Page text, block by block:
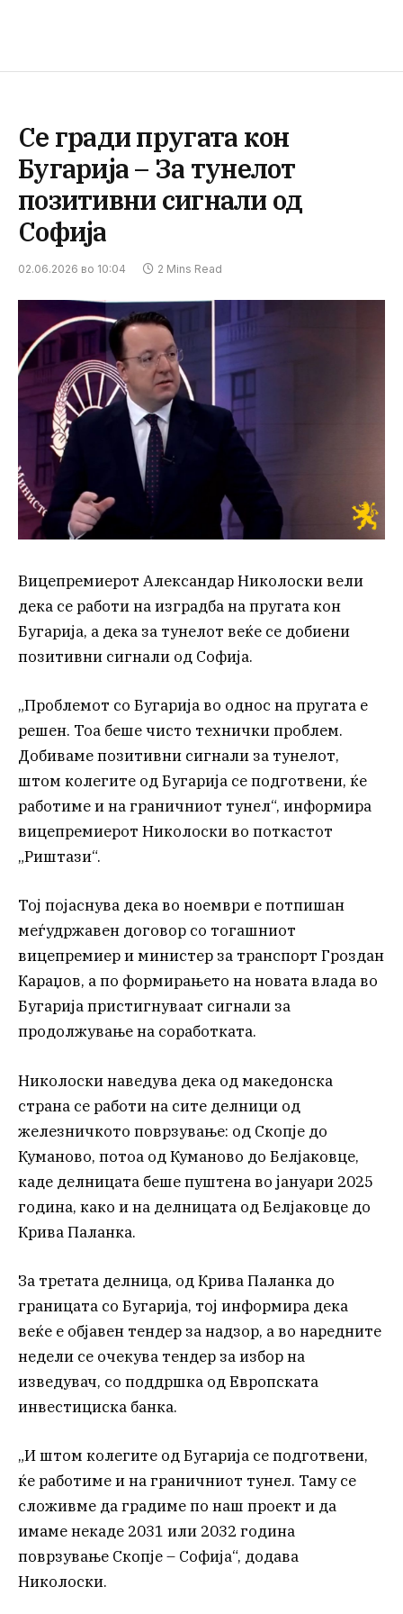
Се гради пругата кон
Бугарија – За тунелот
позитивни сигнали од
Софија
02.06.2026 во 10:04 2 Mins Read
Вицепремиерот Александар Николоски вели
дека се работи на изградба на пругата кон
Бугарија, а дека за тунелот веќе се добиени
позитивни сигнали од Софија.
„Проблемот со Бугарија во однос на пругата е
решен. Тоа беше чисто технички проблем.
Добиваме позитивни сигнали за тунелот,
штом колегите од Бугарија се подготвени, ќе
работиме и на граничниот тунел“, информира
вицепремиерот Николоски во поткастот
„Риштази“.
Тој појаснува дека во ноември е потпишан
меѓудржавен договор со тогашниот
вицепремиер и министер за транспорт Гроздан
Караџов, а по формирањето на новата влада во
Бугарија пристигнуваат сигнали за
продолжување на соработката.
Николоски наведува дека од македонска
страна се работи на сите делници од
железничкото поврзување: од Скопје до
Куманово, потоа од Куманово до Белјаковце,
каде делницата беше пуштена во јануари 2025
година, како и на делницата од Белјаковце до
Крива Паланка.
За третата делница, од Крива Паланка до
границата со Бугарија, тој информира дека
веќе е објавен тендер за надзор, а во наредните
недели се очекува тендер за избор на
изведувач, со поддршка од Европската
инвестициска банка.
„И штом колегите од Бугарија се подготвени,
ќе работиме и на граничниот тунел. Таму се
сложивме да градиме по наш проект и да
имаме некаде 2031 или 2032 година
поврзување Скопје – Софија“, додава
Николоски.